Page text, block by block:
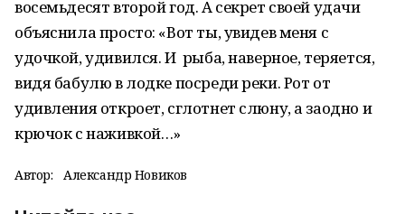
восемьдесят второй год. А секрет своей удачи
объяснила просто: «Вот ты, увидев меня с
удочкой, удивился. И рыба, наверное, теряется,
видя бабулю в лодке посреди реки. Рот от
удивления откроет, сглотнет слюну, а заодно и
крючок с наживкой…»
Автор: Александр Новиков